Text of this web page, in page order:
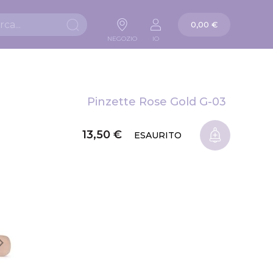
NEGOZIO IO
La mia carta
0,00 €
Pinzette Rose Gold G-03
13,50 € ESAURITO